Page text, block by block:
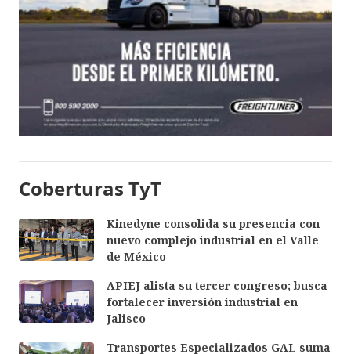
Coberturas TyT
Kinedyne consolida su presencia con
nuevo complejo industrial en el Valle
de México
APIEJ alista su tercer congreso; busca
fortalecer inversión industrial en
Jalisco
Transportes Especializados GAL suma